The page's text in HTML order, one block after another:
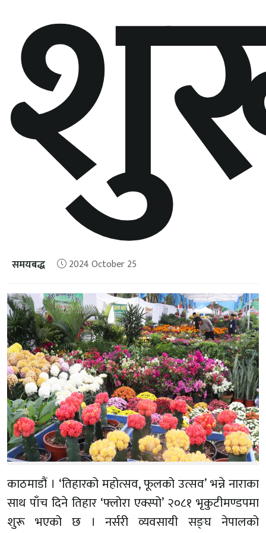
समयबद्ध 2024 October 25
काठमाडौं । ‘तिहारको महोत्सव, फूलको उत्सव’ भन्ने नाराका
साथ पाँच दिने तिहार ‘फ्लोरा एक्स्पो’ २०८१ भृकुटीमण्डपमा
शुरू भएको छ । नर्सरी व्यवसायी सङ्घ नेपालको